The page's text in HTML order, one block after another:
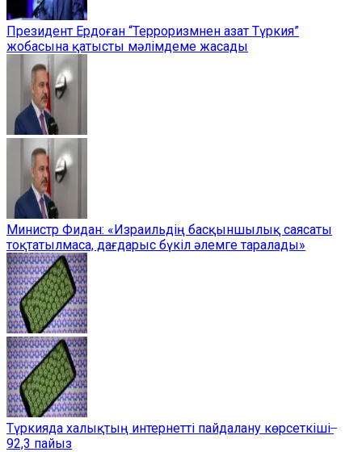
Президент Ердоған “Терроризмнен азат Түркия”
жобасына қатысты мәлімдеме жасады
Министр Фидан: «Израильдің басқыншылық саясаты
тоқтатылмаса, дағдарыс бүкіл әлемге таралады»
Түркияда халықтың интернетті пайдалану көрсеткіші ̶
92,3 пайыз